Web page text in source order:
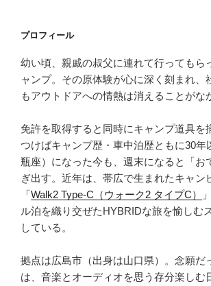
げ
が
あ
り
す”
の
プロフィール
幼い頃、親戚の叔父に連れて行ってもら
ャンプ。その原体験が心に深く刻まれ、
もアウトドアへの情熱は消えることがな
免許を取得すると同時にキャンプ道具を
つけばキャンプ歴・車中泊歴ともに30年
瓶座）になった今も、週末になると「お
ぎ出す。近年は、帯広で生まれたキャン
「Walk2 Type‑C（ウォーク2 タイプC）
ル泊を織り交ぜたHYBRIDな旅を愉しむ
している。
拠点は広島市（出身は山口県）。念願だ
は、音楽とオーディオを思う存分楽しむ